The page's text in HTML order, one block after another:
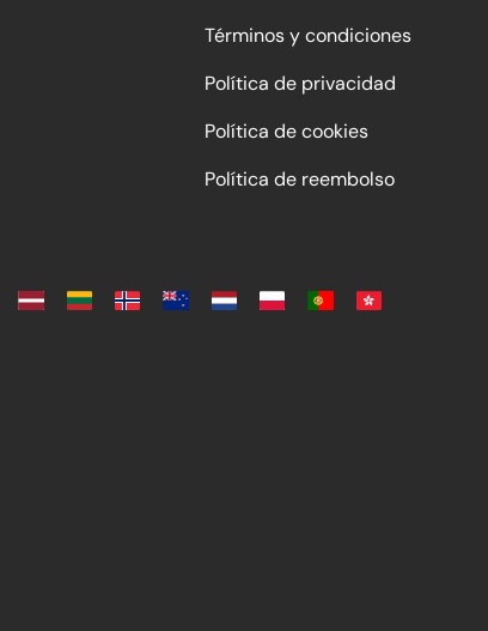
Términos y condiciones
Política de privacidad
Política de cookies
Política de reembolso